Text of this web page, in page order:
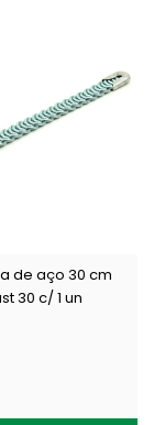
de aço 30 cm
30 c/ 1 un